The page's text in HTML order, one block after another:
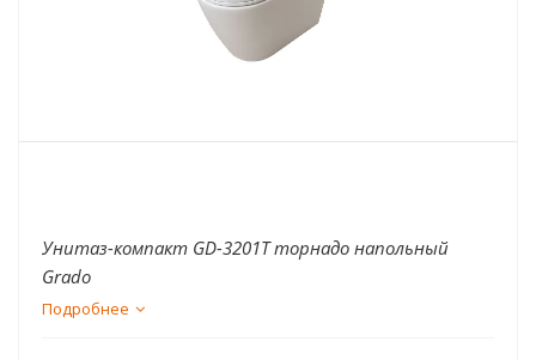
Унитаз-компакт GD-3201T торнадо напольный
Grado
Подробнее